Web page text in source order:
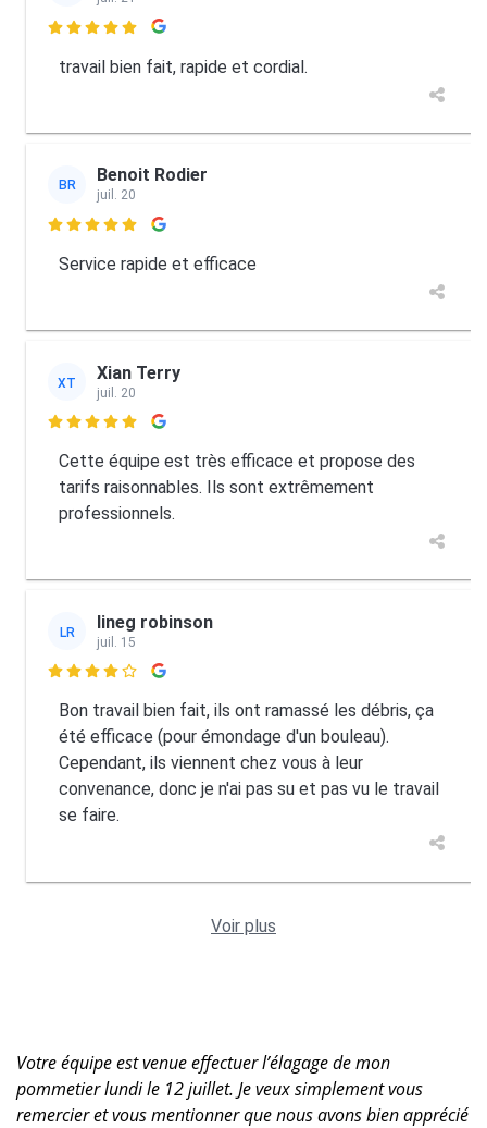

travail bien fait, rapide et cordial.
BR Benoit Rodier
juil. 20

Service rapide et efficace
XT Xian Terry
juil. 20

Cette équipe est très efficace et propose des
tarifs raisonnables. Ils sont extrêmement
professionnels.
LR lineg robinson
juil. 15

Bon travail bien fait, ils ont ramassé les débris, ça
été efficace (pour émondage d'un bouleau).
Cependant, ils viennent chez vous à leur
convenance, donc je n'ai pas su et pas vu le travail
se faire.
Voir plus
Votre équipe est venue effectuer l’élagage de mon
pommetier lundi le 12 juillet. Je veux simplement vous
remercier et vous mentionner que nous avons bien apprécié